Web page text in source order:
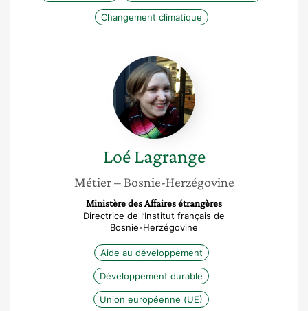
Changement climatique
Loé
Lagrange
Loé Lagrange
Métier – Bosnie-Herzégovine
Ministère des Affaires étrangères
Directrice de l’Institut français de
Bosnie-Herzégovine
Aide au développement
Développement durable
Union européenne (UE)